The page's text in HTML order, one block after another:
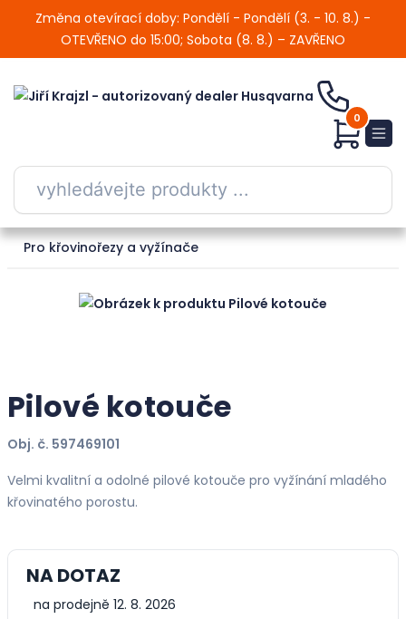
Změna otevírací doby: Pondělí - Pondělí (3. - 10. 8.) -
OTEVŘENO do 15:00; Sobota (8. 8.) – ZAVŘENO
0
Pro křovinořezy a vyžínače
Pilové kotouče
Obj. č. 597469101
Velmi kvalitní a odolné pilové kotouče pro vyžínání mladého
křovinatého porostu.
NA DOTAZ
na prodejně 12. 8. 2026